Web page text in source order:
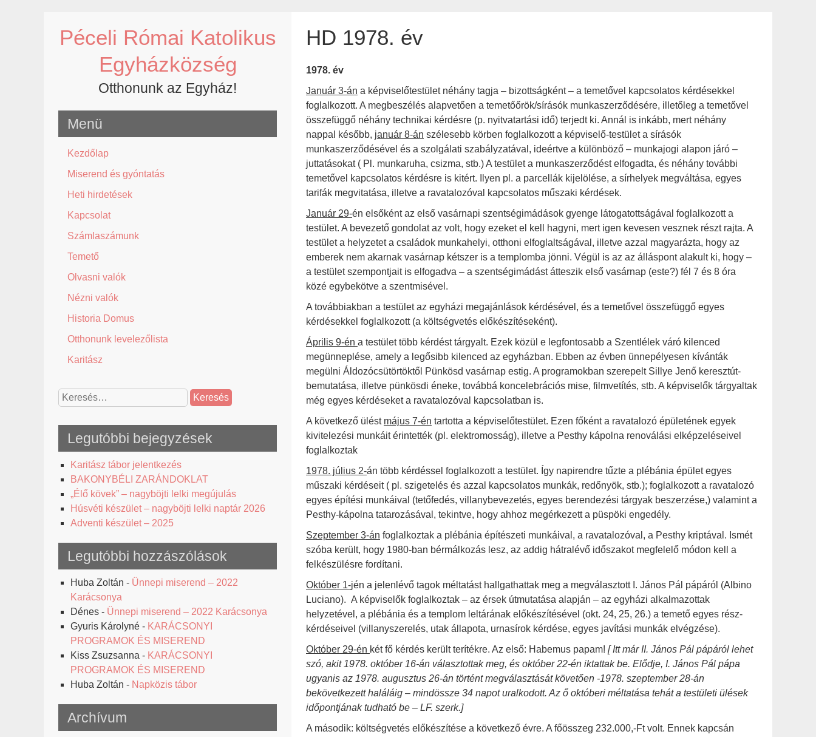
Péceli Római Katolikus
Egyházközség
Otthonunk az Egyház!
Menü
Kezdőlap
Miserend és gyóntatás
Heti hirdetések
Kapcsolat
Számlaszámunk
Temető
Olvasni valók
Nézni valók
Historia Domus
HD 1928. év
HD 1929. év
HD 1931. év
HD 1932. év
HD 1933. év
HD 1935. év
HD 1937. év
HD 1939. év
HD 1941. év
HD 1942. év
HD 1943. év
HD 1944. év
HD 1945. év
HD 1946. év
HD 1947. év
HD 1948. év
Otthonunk levelezőlista
Karitász
Keresés:
Legutóbbi bejegyzések
Karitász tábor jelentkezés
BAKONYBÉLI ZARÁNDOKLAT
„Élő kövek” – nagyböjti lelki megújulás
Húsvéti készület – nagyböjti lelki naptár 2026
Adventi készület – 2025
Legutóbbi hozzászólások
Huba Zoltán - Ünnepi miserend – 2022
Karácsonya
Dénes - Ünnepi miserend – 2022 Karácsonya
Gyuris Károlyné - KARÁCSONYI
PROGRAMOK ÉS MISEREND
Kiss Zsuzsanna - KARÁCSONYI
PROGRAMOK ÉS MISEREND
Huba Zoltán - Napközis tábor
Archívum
HD 1978. év
1978. év
Január 3-án a képviselőtestület néhány tagja – bizottságként – a temetővel kapcsolatos kérdésekkel
foglalkozott. A megbeszélés alapvetően a temetőőrök/sírásók munkaszerződésére, illetőleg a temetővel
összefüggő néhány technikai kérdésre (p. nyitvatartási idő) terjedt ki. Annál is inkább, mert néhány
nappal később, január 8-án szélesebb körben foglalkozott a képviselő-testület a sírásók
munkaszerződésével és a szolgálati szabályzatával, ideértve a különböző – munkajogi alapon járó –
juttatásokat ( Pl. munkaruha, csizma, stb.) A testület a munkaszerződést elfogadta, és néhány további
temetővel kapcsolatos kérdésre is kitért. Ilyen pl. a parcellák kijelölése, a sírhelyek megváltása, egyes
tarifák megvitatása, illetve a ravatalozóval kapcsolatos műszaki kérdések.
Január 29-én elsőként az első vasárnapi szentségimádások gyenge látogatottságával foglalkozott a
testület. A bevezető gondolat az volt, hogy ezeket el kell hagyni, mert igen kevesen vesznek részt rajta. A
testület a helyzetet a családok munkahelyi, otthoni elfoglaltságával, illetve azzal magyarázta, hogy az
emberek nem akarnak vasárnap kétszer is a templomba jönni. Végül is az az álláspont alakult ki, hogy –
a testület szempontjait is elfogadva – a szentségimádást átteszik első vasárnap (este?) fél 7 és 8 óra
közé egybekötve a szentmisével.
A továbbiakban a testület az egyházi megajánlások kérdésével, és a temetővel összefüggő egyes
kérdésekkel foglalkozott (a költségvetés előkészítéseként).
Április 9-én a testület több kérdést tárgyalt. Ezek közül e legfontosabb a Szentlélek váró kilenced
megünneplése, amely a legősibb kilenced az egyházban. Ebben az évben ünnepélyesen kívánták
megülni Áldozócsütörtöktől Pünkösd vasárnap estig. A programokban szerepelt Sillye Jenő keresztút-
bemutatása, illetve pünkösdi éneke, továbbá koncelebrációs mise, filmvetítés, stb. A képviselők tárgyaltak
még egyes kérdéseket a ravatalozóval kapcsolatban is.
A következő ülést május 7-én tartotta a képviselőtestület. Ezen főként a ravatalozó épületének egyek
kivitelezési munkáit érintették (pl. elektromosság), illetve a Pesthy kápolna renoválási elképzeléseivel
foglalkoztak
1978. július 2-án több kérdéssel foglalkozott a testület. Így napirendre tűzte a plébánia épület egyes
műszaki kérdéseit ( pl. szigetelés és azzal kapcsolatos munkák, redőnyök, stb.); foglalkozott a ravatalozó
egyes építési munkáival (tetőfedés, villanybevezetés, egyes berendezési tárgyak beszerzése,) valamint a
Pesthy-kápolna tatarozásával, tekintve, hogy ahhoz megérkezett a püspöki engedély.
Szeptember 3-án foglalkoztak a plébánia építészeti munkáival, a ravatalozóval, a Pesthy kriptával. Ismét
szóba került, hogy 1980-ban bérmálkozás lesz, az addig hátralévő időszakot megfelelő módon kell a
felkészülésre fordítani.
Október 1-jén a jelenlévő tagok méltatást hallgathattak meg a megválasztott I. János Pál pápáról (Albino
Luciano). A képviselők foglalkoztak – az érsek útmutatása alapján – az egyházi alkalmazottak
helyzetével, a plébánia és a templom leltárának előkészítésével (okt. 24, 25, 26.) a temető egyes rész-
kérdéseivel (villanyszerelés, utak állapota, urnasírok kérdése, egyes javítási munkák elvégzése).
Október 29-én két fő kérdés került terítékre. Az első: Habemus papam! [ Itt már II. János Pál pápáról lehet
szó, akit 1978. október 16-án választottak meg, és október 22-én iktattak be. Elődje, I. János Pál pápa
ugyanis az 1978. augusztus 26-án történt megválasztását követően -1978. szeptember 28-án
bekövetkezett haláláig – mindössze 34 napot uralkodott. Az ő októberi méltatása tehát a testületi ülések
időpontjának tudható be – LF. szerk.]
A második: költségvetés előkészítése a következő évre. A főösszeg 232.000,-Ft volt. Ennek kapcsán